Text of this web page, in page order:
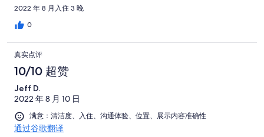
2022 年 8 月入住 3 晚
0
真实点评
10/10 超赞
Jeff D.
2022 年 8 月 10 日
满意：清洁度、入住、沟通体验、位置、展示内容准确性
通过谷歌翻译